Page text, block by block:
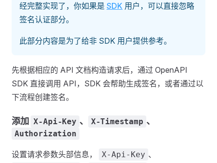
经完整实现了，你如果是 SDK 用户，可以直接忽略
签名认证部分。
此部分内容是为了给非 SDK 用户提供参考。
先根据相应的 API 文档构造请求后，通过 OpenAPI
SDK 直接调用 API，SDK 会帮助生成签名，或者通过以
下流程创建签名。
添加 X-Api-Key 、 X-Timestamp 、
Authorization
设置请求参数头部信息， X-Api-Key 、